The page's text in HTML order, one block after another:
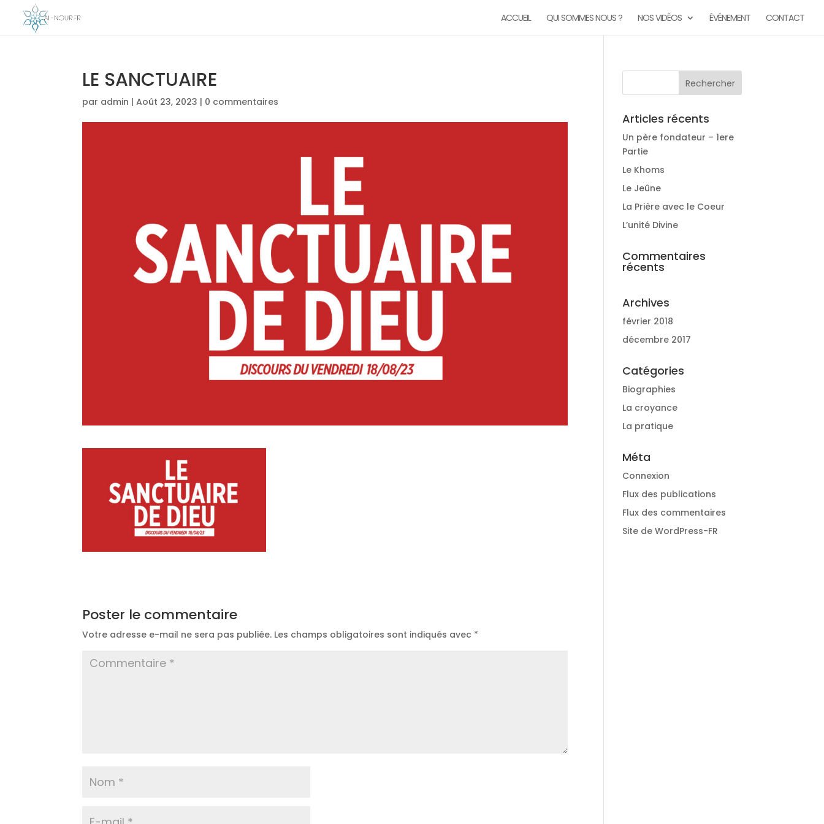
ACCUEIL QUI SOMMES NOUS ? NOS VIDÉOS ÉVÉNEMENT CONTACT
LE SANCTUAIRE
par admin |Août 23, 2023 | 0 commentaires
Poster le commentaire
Votre adresse e-mail ne sera pas publiée. Les champs obligatoires sont indiqués avec *
Articles récents
Un père fondateur – 1ere
Partie
Le Khoms
Le Jeûne
La Prière avec le Coeur
L’unité Divine
Commentaires
récents
Archives
février 2018
décembre 2017
Catégories
Biographies
La croyance
La pratique
Méta
Connexion
Flux des publications
Flux des commentaires
Site de WordPress-FR